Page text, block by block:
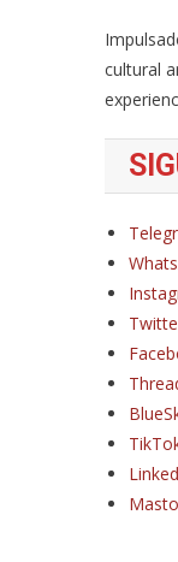
cultural